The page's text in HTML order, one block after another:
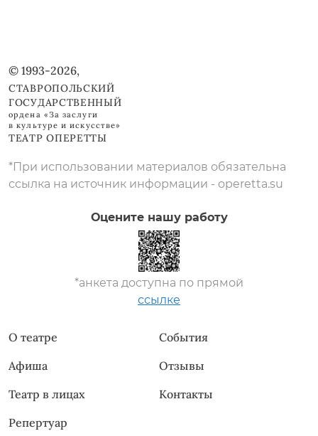
© 1993-2026,
СТАВРОПОЛЬСКИЙ
ГОСУДАРСТВЕННЫЙ
ордена «За заслуги
в культуре и искусстве»
ТЕАТР ОПЕРЕТТЫ
*При использовании материалов обязательна
ссылка на источник информации - operetta.su
Оцените нашу работу
*анкета доступна по прямой
ссылке
О театре
Афиша
Театр в лицах
Репертуар
События
Отзывы
Контакты